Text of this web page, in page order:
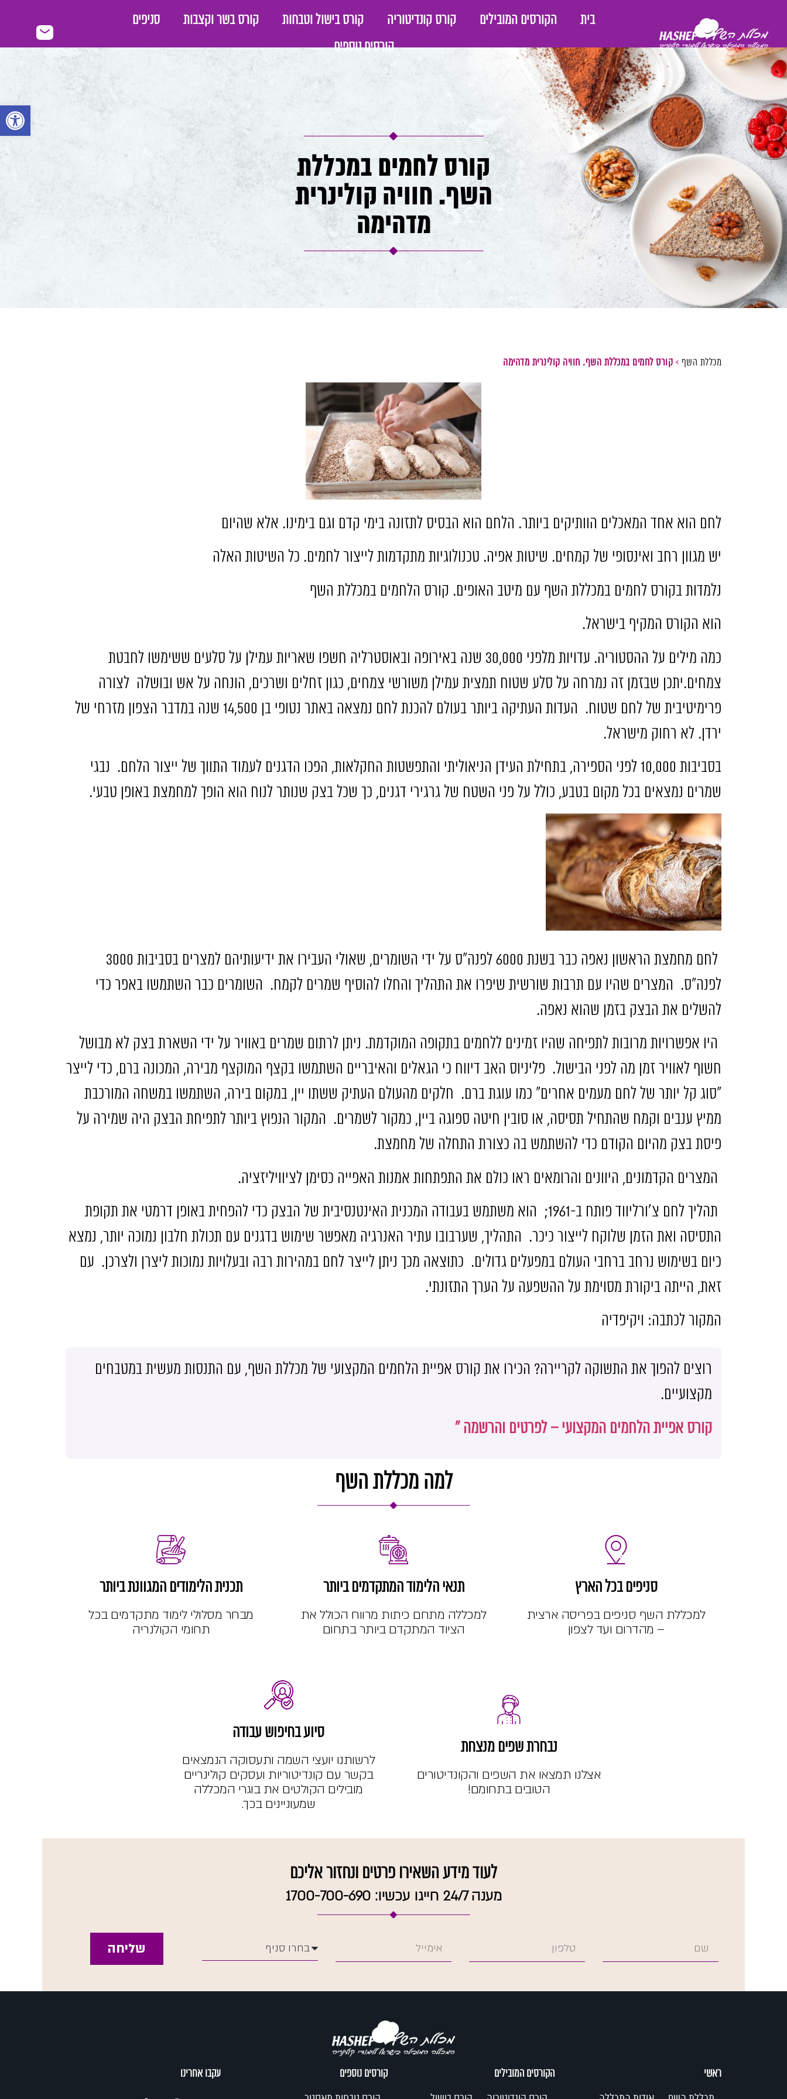
בית הקורסים המובילים קורס קונדיטוריה קורס בישול וטבחות קורס בשר וקצבות
סניפים
קורסים נוספים
קורס לחמים במכללת
השף. חוויה קולינרית
מדהימה
מכללת השף > קורס לחמים במכללת השף. חוויה קולינרית מדהימה
לחם הוא אחד המאכלים הוותיקים ביותר. הלחם הוא הבסיס לתזונה בימי קדם וגם בימינו. אלא שהיום
יש מגוון רחב ואינסופי של קמחים. שיטות אפיה. טכנולוגיות מתקדמות לייצור לחמים. כל השיטות האלה
נלמדות בקורס לחמים במכללת השף עם מיטב האופים. קורס הלחמים במכללת השף
הוא הקורס המקיף בישראל.
כמה מילים על ההסטוריה. עדויות מלפני
שנה באירופה ובאוסטרליה חשפו שאריות עמילן על סלעים ששימשו לחבטת
צמחים.יתכן שבזמן זה נמרחה על סלע שטוח תמצית עמילן משורשי צמחים, כגון זחלים ושרכים, הונחה על אש ובושלה לצורה
פרימיטיבית של לחם שטוח. העדות העתיקה ביותר בעולם להכנת לחם נמצאה באתר נטופי בן
שנה במדבר הצפון מזרחי של
ירדן. לא רחוק מישראל.
בסביבות
לפני הספירה, בתחילת העידן הניאוליתי והתפשטות החקלאות, הפכו הדגנים לעמוד התווך של ייצור הלחם. נבגי
שמרים נמצאים בכל מקום בטבע, כולל על פני השטח של גרגירי דגנים, כך שכל בצק שנותר לנוח הוא הופך למחמצת באופן טבעי.
לחם מחמצת הראשון נאפה כבר בשנת לפנה"ס על ידי השומרים, שאולי העבירו את ידיעותיהם למצרים בסביבות
לפנה"ס. המצרים שהיו עם תרבות שורשית שיפרו את התהליך והחלו להוסיף שמרים לקמח. השומרים כבר השתמשו באפר כדי
להשלים את הבצק בזמן שהוא נאפה.
היו אפשרויות מרובות לתפיחה שהיו זמינים ללחמים בתקופה המוקדמת. ניתן לרתום שמרים באוויר על ידי השארת בצק לא מבושל
חשוף לאוויר זמן מה לפני הבישול. פליניוס האב דיווח כי הגאלים והאיבריים השתמשו בקצף המוקצף מבירה, המכונה ברם, כדי לייצר
"סוג קל יותר של לחם מעמים אחרים" כמו עוגת ברם. חלקים מהעולם העתיק ששתו יין, במקום בירה, השתמשו במשחה המורכבת
ממיץ ענבים וקמח שהתחיל תסיסה, או סובין חיטה ספוגה ביין, כמקור לשמרים. המקור הנפוץ ביותר לתפיחת הבצק היה שמירה על
פיסת בצק מהיום הקודם כדי להשתמש בה כצורת התחלה של מחמצת.
המצרים הקדמונים, היוונים והרומאים ראו כולם את התפתחות אמנות האפייה כסימן לציוויליזציה.
תהליך לחם צ'ורליווד פותח ב-1961;
הוא משתמש בעבודה המכנית האינטנסיבית של הבצק כדי להפחית באופן דרמטי את תקופת
התסיסה ואת הזמן שלוקח לייצור כיכר. התהליך, שערבובו עתיר האנרגיה מאפשר שימוש בדגנים עם תכולת חלבון נמוכה יותר, נמצא
כיום בשימוש נרחב ברחבי העולם במפעלים גדולים. כתוצאה מכך ניתן לייצר לחם במהירות רבה ובעלויות נמוכות ליצרן ולצרכן. עם
זאת, הייתה ביקורת מסוימת על ההשפעה על הערך התזונתי.
המקור לכתבה: ויקיפדיה
רוצים להפוך את התשוקה לקריירה? הכירו את קורס אפיית הלחמים המקצועי של מכללת השף, עם התנסות מעשית במטבחים
מקצועיים.
קורס אפיית הלחמים המקצועי – לפרטים והרשמה »
למה מכללת השף
סניפים בכל הארץ
למכללת השף סניפים בפריסה ארצית
– מהדרום ועד לצפון
תנאי הלימוד המתקדמים ביותר
למכללה מתחם כיתות מרווח הכולל את
הציוד המתקדם ביותר בתחום
תכנית הלימודים המגוונת ביותר
מבחר מסלולי לימוד מתקדמים בכל
תחומי הקולנריה
נבחרת שפים מנצחת
אצלנו תמצאו את השפים והקונדיטורים
הטובים בתחומם!
סיוע בחיפוש עבודה
לרשותנו יועצי השמה ותעסוקה הנמצאים
בקשר עם קונדיטוריות ועסקים קולינריים
מובילים הקולטים את בוגרי המכללה
שמעוניינים בכך.
לעוד מידע השאירו פרטים ונחזור אליכם
מענה 24/7 חייגו עכשיו: 1700-700-690
שליחה
ראשי הקורסים המובילים קורסים נוספים עקבו אחרינו